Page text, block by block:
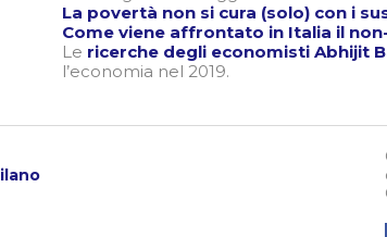
La povertà non si cura (solo) con i
Come viene affrontato in Italia il
Le ricerche degli economisti Abhijit
l’economia nel 2019.